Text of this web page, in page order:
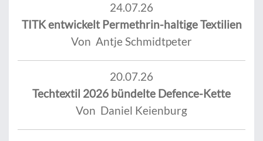
24.07.26
TITK entwickelt Permethrin-haltige Textilien
Von Antje Schmidtpeter
20.07.26
Techtextil 2026 bündelte Defence-Kette
Von Daniel Keienburg